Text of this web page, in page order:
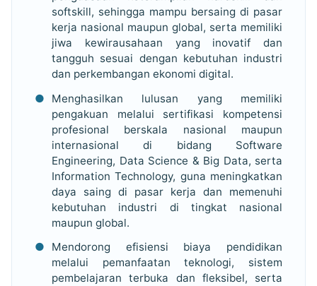
softskill, sehingga mampu bersaing di pasar
kerja nasional maupun global, serta memiliki
jiwa kewirausahaan yang inovatif dan
tangguh sesuai dengan kebutuhan industri
dan perkembangan ekonomi digital.
Menghasilkan lulusan yang memiliki
pengakuan melalui sertifikasi kompetensi
profesional berskala nasional maupun
internasional di bidang Software
Engineering, Data Science & Big Data, serta
Information Technology, guna meningkatkan
daya saing di pasar kerja dan memenuhi
kebutuhan industri di tingkat nasional
maupun global.
Mendorong efisiensi biaya pendidikan
melalui pemanfaatan teknologi, sistem
pembelajaran terbuka dan fleksibel, serta